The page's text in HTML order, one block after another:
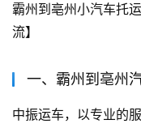
霸州到亳州小汽车托
流】
一、霸州到亳州
中振运车，以专业的